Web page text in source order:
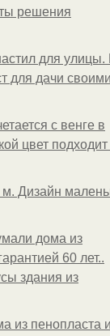
решения
для улицы.
для дачи своими
с венге в
цвет подходит
м. Дизайн
дома из
60 лет..
здания из
из пенопласта и